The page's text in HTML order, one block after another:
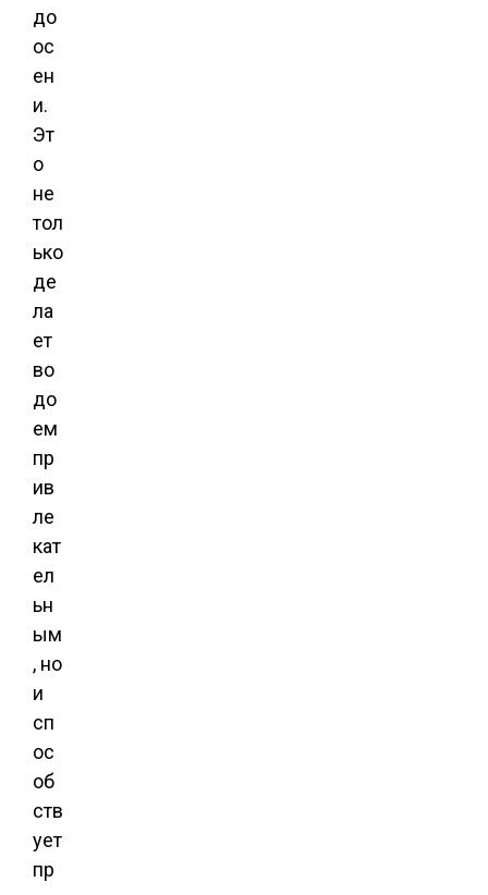
до
ос
ен
и.
Эт
о
не
тол
ько
де
ла
ет
во
до
ем
пр
ив
ле
кат
ел
ьн
ым
, но
и
сп
ос
об
ств
ует
пр